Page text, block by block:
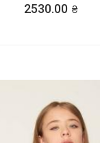
2530.00